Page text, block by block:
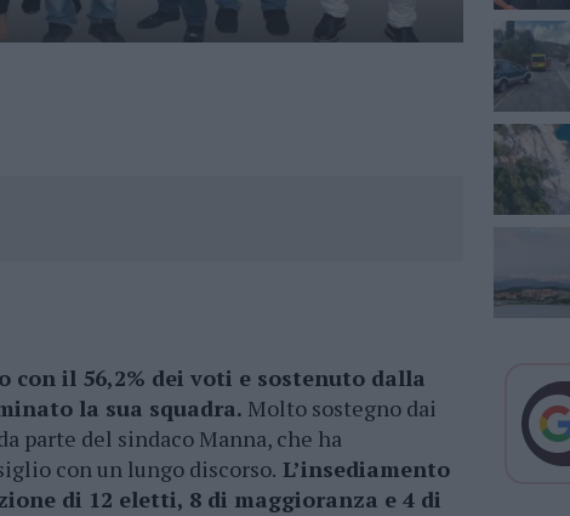
con il 56,2% dei voti e sostenuto dalla
la sua squadra. Molto sostegno dai
parte del sindaco Manna, che ha
con un lungo discorso. L’insediamento
di 12 eletti, 8 di maggioranza e 4 di